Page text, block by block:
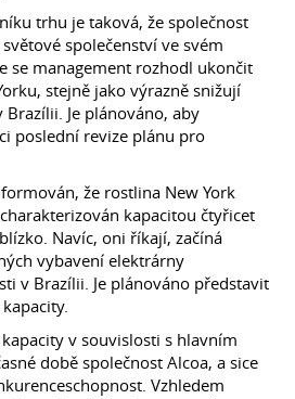
trhu je taková, že společnost
společenství ve svém
se management rozhodl ukončit
stejně jako výrazně snižují
Je plánováno, aby
poslední revize plánu pro
že rostlina New York
kapacitou čtyřicet
Navíc, oni říkají, začíná
vybavení elektrárny
v Brazílii. Je plánováno představit
v souvislosti s hlavním
době společnost Alcoa, a sice
Vzhledem